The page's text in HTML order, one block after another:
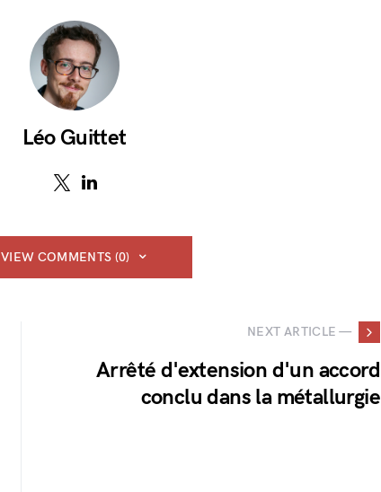
Léo Guittet
VIEW COMMENTS (0)
NEXT ARTICLE —
Arrêté d'extension d'un accord
conclu dans la métallurgie